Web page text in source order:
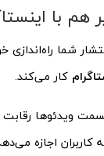
هم با
شما
کار می‌کند.
ویدئوها
کاربران اجازه